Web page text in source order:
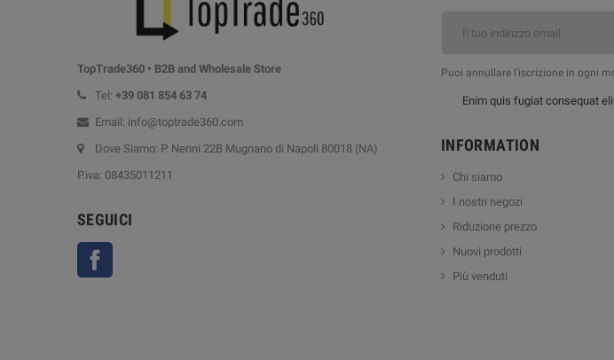
TopTrade360 • B2B and Wholesale Store
Tel: +39 081 854 63 74
Email: info@toptrade360.com
Dove Siamo: P. Nenni 22B Mugnano di Napoli 80018 (NA)
P.iva: 08435011211
SEGUICI
Puoi annullare l'iscrizione in ogni
Enim quis fugiat consequat
INFORMATION
Chi siamo
I nostri negozi
Riduzione prezzo
Nuovi prodotti
Più venduti